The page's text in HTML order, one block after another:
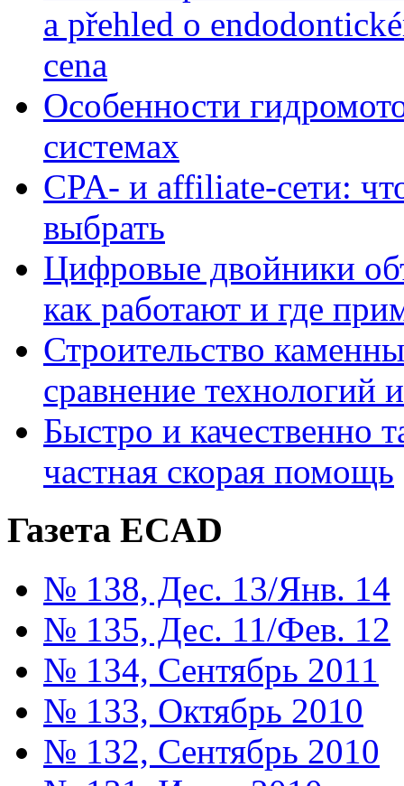
a přehled o
cena
Особенности
системах
CPA- и affiliate-сети:
выбрать
Цифровые двойники
как работают и где
Строительство
сравнение технологий
Быстро и качественно
частная скорая помощь
Газета ECAD
№ 138, Дес. 13/Янв. 14
№ 135, Дес. 11/Фев. 12
№ 134, Сентябрь 2011
№ 133, Октябрь 2010
№ 132, Сентябрь 2010